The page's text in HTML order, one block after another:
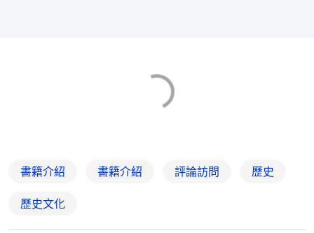
書籍介紹 書籍介紹 評論訪問 歷史
歷史文化